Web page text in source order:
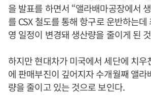
을 발표를 하면서 “앨라배마공장에서
를 CSX 철도를 통해 항구로 운반하는
영 일정이 변경돼 생산량을 줄이게 된
하지만 현대차가 미국에서 세단에 치우
에 판매부진이 깊어지자 수개월째 앨
량을 줄이고 있는 것으로 보인다.